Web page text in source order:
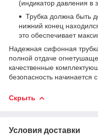
(индикатор давления в
Трубка должна быть
нижний конец
это обеспечивает
Надежная сифонная
полной отдаче
качественные
безопасность начинается
Скрыть
Условия доставки